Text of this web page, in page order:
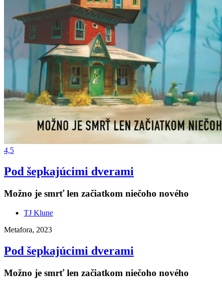
4,5
Pod šepkajúcimi dverami
Možno je smrť len začiatkom niečoho nového
TJ Klune
Metafora, 2023
Pod šepkajúcimi dverami
Možno je smrť len začiatkom niečoho nového